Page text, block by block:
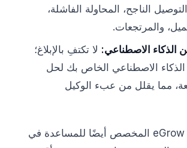
الناجح، المحاولة الفاشلة،
والمرتجعات.
الذكاء الاصطناعي: لا تكتفِ بالإبلاغ؛
الاصطناعي الخاص بك لحل
مما يقلل من عبء الوكيل
يتوفر فريق دعم eGrow المخصص أيضًا للمساعدة في